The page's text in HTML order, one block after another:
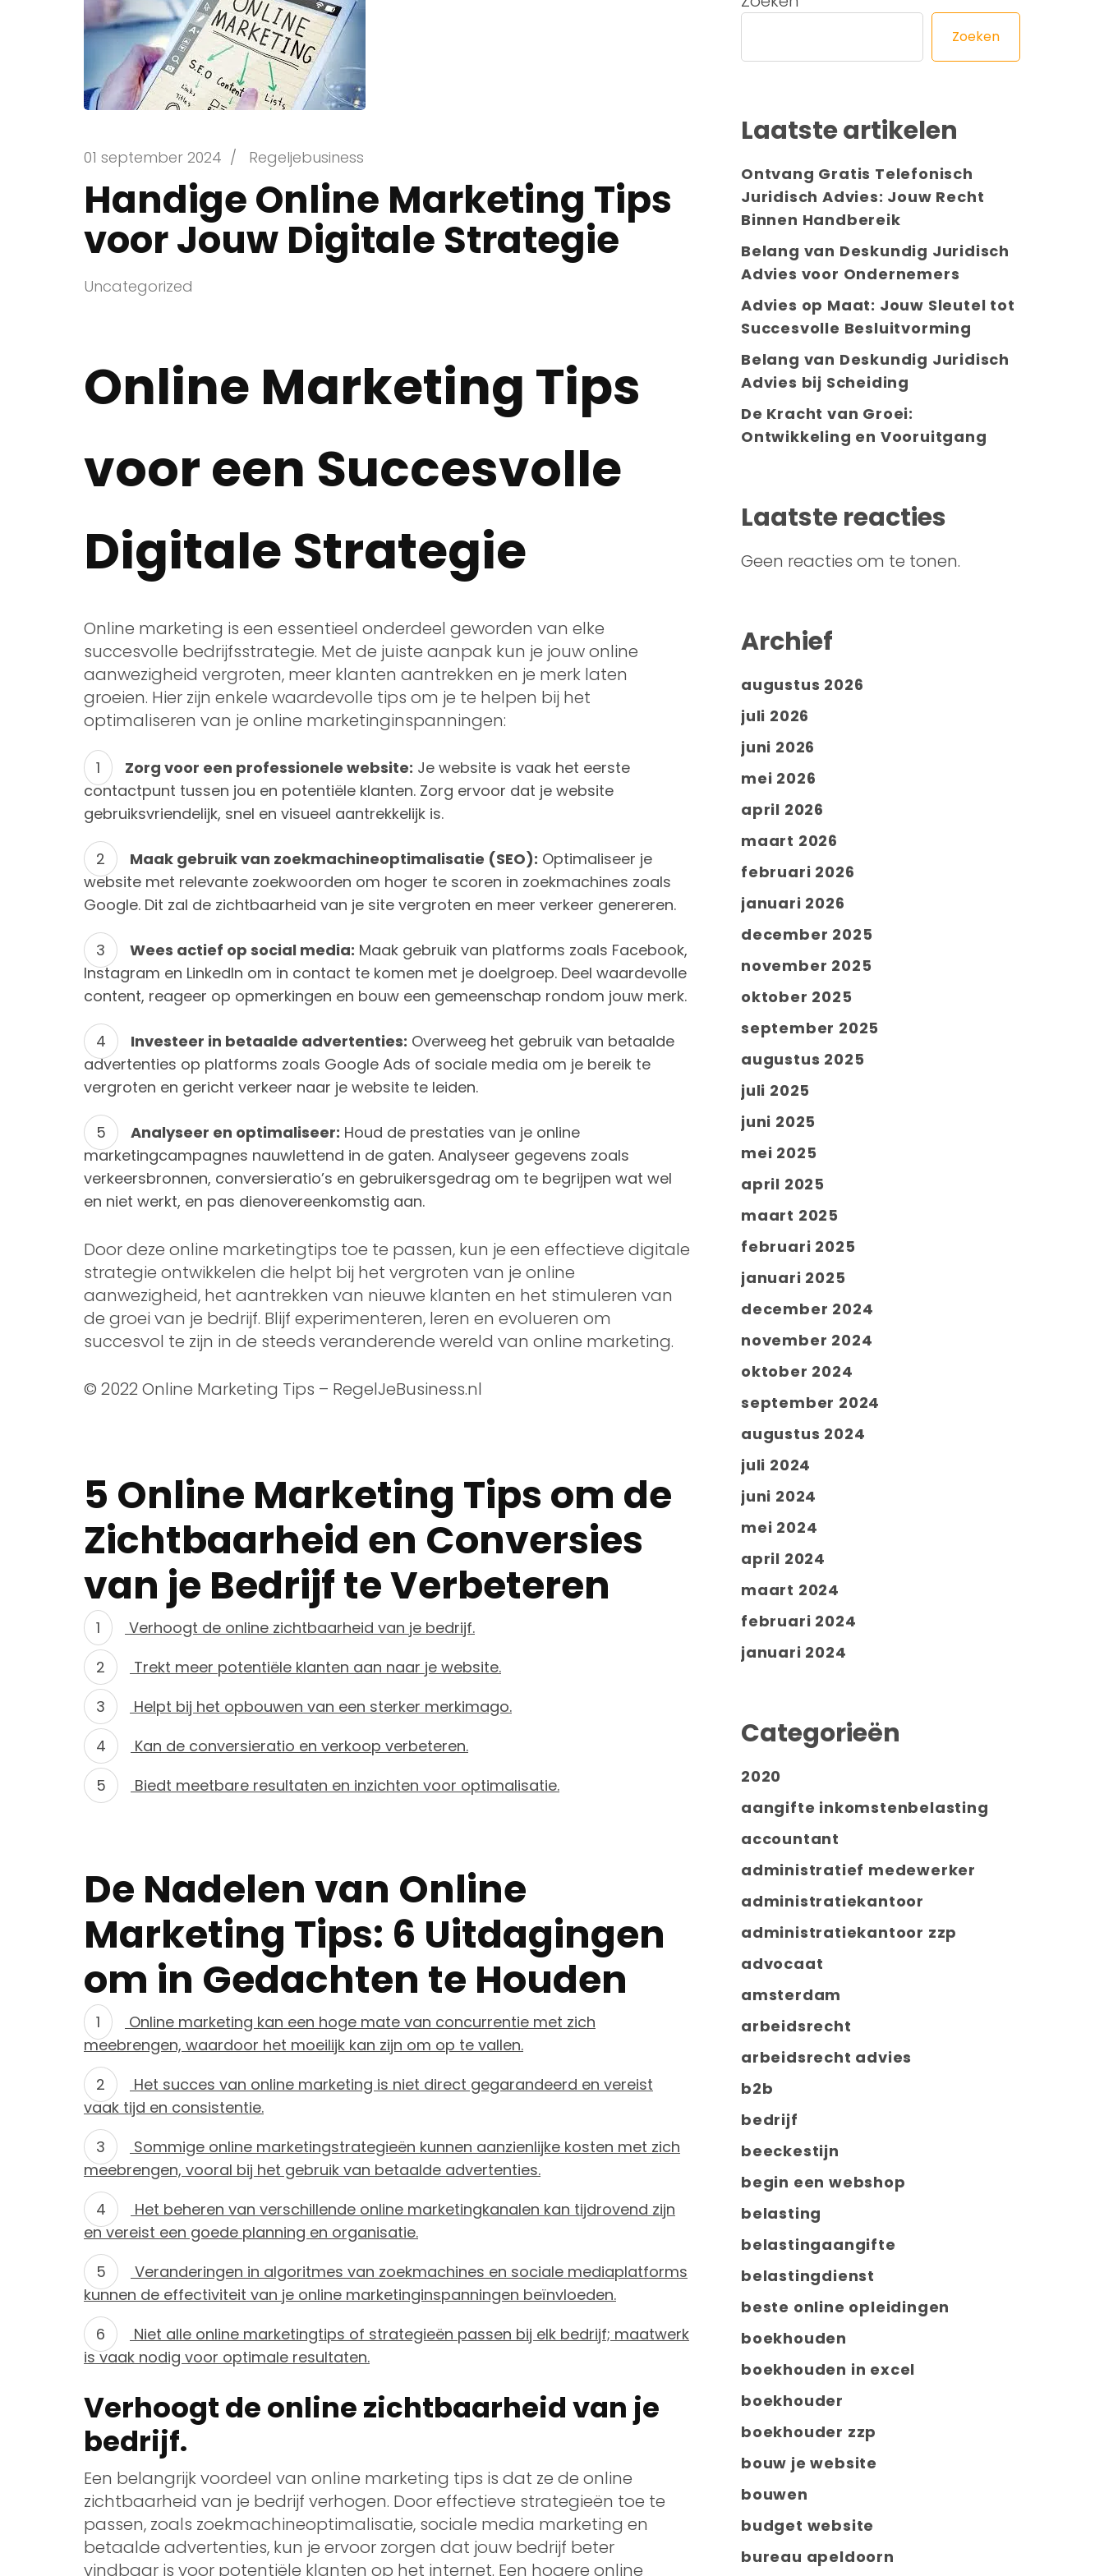
01 september 2024 / Regeljebusiness
Handige Online Marketing Tips
voor Jouw Digitale Strategie
Uncategorized
Online Marketing Tips
voor een Succesvolle
Digitale Strategie
Online marketing is een essentieel onderdeel geworden van elke
succesvolle bedrijfsstrategie. Met de juiste aanpak kun je jouw online
aanwezigheid vergroten, meer klanten aantrekken en je merk laten
groeien. Hier zijn enkele waardevolle tips om je te helpen bij het
optimaliseren van je online marketinginspanningen:
Zorg voor een professionele website: Je website is vaak het eerste
contactpunt tussen jou en potentiële klanten. Zorg ervoor dat je website
gebruiksvriendelijk, snel en visueel aantrekkelijk is.
Maak gebruik van zoekmachineoptimalisatie (SEO): Optimaliseer je
website met relevante zoekwoorden om hoger te scoren in zoekmachines zoals
Google. Dit zal de zichtbaarheid van je site vergroten en meer verkeer genereren.
Wees actief op social media: Maak gebruik van platforms zoals Facebook,
Instagram en LinkedIn om in contact te komen met je doelgroep. Deel waardevolle
content, reageer op opmerkingen en bouw een gemeenschap rondom jouw merk.
Investeer in betaalde advertenties: Overweeg het gebruik van betaalde
advertenties op platforms zoals Google Ads of sociale media om je bereik te
vergroten en gericht verkeer naar je website te leiden.
Analyseer en optimaliseer: Houd de prestaties van je online
marketingcampagnes nauwlettend in de gaten. Analyseer gegevens zoals
verkeersbronnen, conversieratio’s en gebruikersgedrag om te begrijpen wat wel
en niet werkt, en pas dienovereenkomstig aan.
Door deze online marketingtips toe te passen, kun je een effectieve digitale
strategie ontwikkelen die helpt bij het vergroten van je online
aanwezigheid, het aantrekken van nieuwe klanten en het stimuleren van
de groei van je bedrijf. Blijf experimenteren, leren en evolueren om
succesvol te zijn in de steeds veranderende wereld van online marketing.
© 2022 Online Marketing Tips – RegelJeBusiness.nl
5 Online Marketing Tips om de
Zichtbaarheid en Conversies
van je Bedrijf te Verbeteren
Verhoogt de online zichtbaarheid van je bedrijf.
Trekt meer potentiële klanten aan naar je website.
Helpt bij het opbouwen van een sterker merkimago.
Kan de conversieratio en verkoop verbeteren.
Biedt meetbare resultaten en inzichten voor optimalisatie.
De Nadelen van Online
Marketing Tips: 6 Uitdagingen
om in Gedachten te Houden
Online marketing kan een hoge mate van concurrentie met zich
meebrengen, waardoor het moeilijk kan zijn om op te vallen.
Het succes van online marketing is niet direct gegarandeerd en vereist
vaak tijd en consistentie.
Sommige online marketingstrategieën kunnen aanzienlijke kosten met zich
meebrengen, vooral bij het gebruik van betaalde advertenties.
Het beheren van verschillende online marketingkanalen kan tijdrovend zijn
en vereist een goede planning en organisatie.
Veranderingen in algoritmes van zoekmachines en sociale mediaplatforms
kunnen de effectiviteit van je online marketinginspanningen beïnvloeden.
Niet alle online marketingtips of strategieën passen bij elk bedrijf; maatwerk
is vaak nodig voor optimale resultaten.
Verhoogt de online zichtbaarheid van je
bedrijf.
Een belangrijk voordeel van online marketing tips is dat ze de online
zichtbaarheid van je bedrijf verhogen. Door effectieve strategieën toe te
passen, zoals zoekmachineoptimalisatie, sociale media marketing en
betaalde advertenties, kun je ervoor zorgen dat jouw bedrijf beter
vindbaar is voor potentiële klanten op het internet. Een hogere online
Zoeken
Laatste artikelen
Ontvang Gratis Telefonisch
Juridisch Advies: Jouw Recht
Binnen Handbereik
Belang van Deskundig Juridisch
Advies voor Ondernemers
Advies op Maat: Jouw Sleutel tot
Succesvolle Besluitvorming
Belang van Deskundig Juridisch
Advies bij Scheiding
De Kracht van Groei:
Ontwikkeling en Vooruitgang
Laatste reacties
Geen reacties om te tonen.
Archief
augustus 2026
juli 2026
juni 2026
mei 2026
april 2026
maart 2026
februari 2026
januari 2026
december 2025
november 2025
oktober 2025
september 2025
augustus 2025
juli 2025
juni 2025
mei 2025
april 2025
maart 2025
februari 2025
januari 2025
december 2024
november 2024
oktober 2024
september 2024
augustus 2024
juli 2024
juni 2024
mei 2024
april 2024
maart 2024
februari 2024
januari 2024
Categorieën
2020
aangifte inkomstenbelasting
accountant
administratief medewerker
administratiekantoor
administratiekantoor zzp
advocaat
amsterdam
arbeidsrecht
arbeidsrecht advies
b2b
bedrijf
beeckestijn
begin een webshop
belasting
belastingaangifte
belastingdienst
beste online opleidingen
boekhouden
boekhouden in excel
boekhouder
boekhouder zzp
bouw je website
bouwen
budget website
bureau apeldoorn